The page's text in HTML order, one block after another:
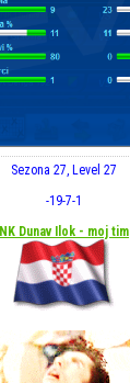
Sezona 27, Level 27
-19-7-1
NK Dunav Ilok - moj tim